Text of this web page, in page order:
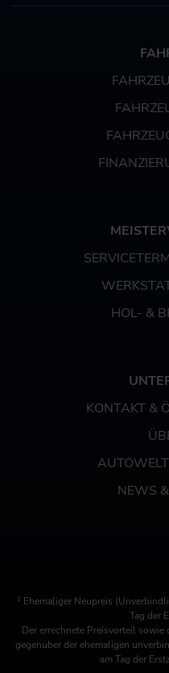
HOL- &
KONTAKT &
NEWS
1 Ehemaliger Neupreis
Tag der
Der errechnete Preisvorteil sowie
gegenüber der ehemaligen
am Tag der